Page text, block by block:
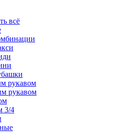
всё
рукавом
рукавом
3/4